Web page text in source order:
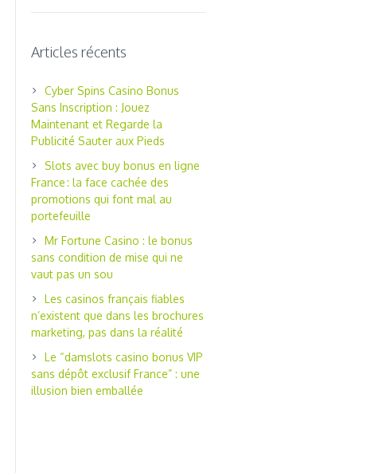
Articles récents
Cyber Spins Casino Bonus
Sans Inscription : Jouez
Maintenant et Regarde la
Publicité Sauter aux Pieds
Slots avec buy bonus en ligne
France : la face cachée des
promotions qui font mal au
portefeuille
Mr Fortune Casino : le bonus
sans condition de mise qui ne
vaut pas un sou
Les casinos français fiables
n’existent que dans les brochures
marketing, pas dans la réalité
Le “damslots casino bonus VIP
sans dépôt exclusif France” : une
illusion bien emballée